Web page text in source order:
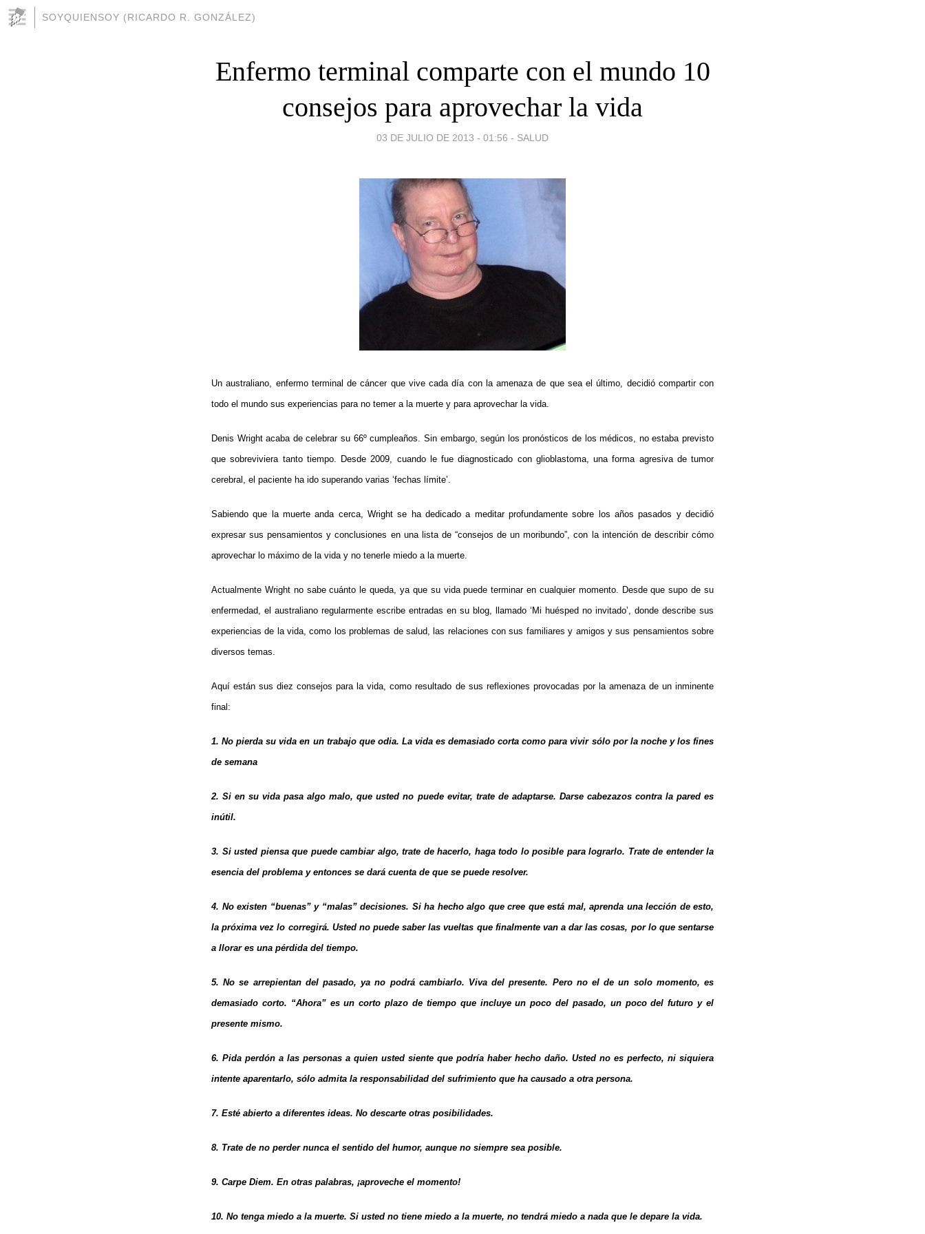
SOYQUIENSOY (RICARDO R. GONZÁLEZ)
Enfermo terminal comparte con el mundo 10
consejos para aprovechar la vida
03 DE JULIO DE 2013 - 01:56 - SALUD
Un australiano, enfermo terminal de cáncer que vive cada día con la amenaza de que sea el último, decidió compartir con
todo el mundo sus experiencias para no temer a la muerte y para aprovechar la vida.
Denis Wright acaba de celebrar su 66º cumpleaños. Sin embargo, según los pronósticos de los médicos, no estaba previsto
que sobreviviera tanto tiempo. Desde 2009, cuando le fue diagnosticado con glioblastoma, una forma agresiva de tumor
cerebral, el paciente ha ido superando varias ‘fechas límite’.
Sabiendo que la muerte anda cerca, Wright se ha dedicado a meditar profundamente sobre los años pasados y decidió
expresar sus pensamientos y conclusiones en una lista de “consejos de un moribundo”, con la intención de describir cómo
aprovechar lo máximo de la vida y no tenerle miedo a la muerte.
Actualmente Wright no sabe cuánto le queda, ya que su vida puede terminar en cualquier momento. Desde que supo de su
enfermedad, el australiano regularmente escribe entradas en su blog, llamado ‘Mi huésped no invitado’, donde describe sus
experiencias de la vida, como los problemas de salud, las relaciones con sus familiares y amigos y sus pensamientos sobre
diversos temas.
Aquí están sus diez consejos para la vida, como resultado de sus reflexiones provocadas por la amenaza de un inminente
final:
1. No pierda su vida en un trabajo que odia. La vida es demasiado corta como para vivir sólo por la noche y los fines
de semana
2. Si en su vida pasa algo malo, que usted no puede evitar, trate de adaptarse. Darse cabezazos contra la pared es
inútil.
3. Si usted piensa que puede cambiar algo, trate de hacerlo, haga todo lo posible para lograrlo. Trate de entender la
esencia del problema y entonces se dará cuenta de que se puede resolver.
4. No existen “buenas” y “malas” decisiones. Si ha hecho algo que cree que está mal, aprenda una lección de esto,
la próxima vez lo corregirá. Usted no puede saber las vueltas que finalmente van a dar las cosas, por lo que sentarse
a llorar es una pérdida del tiempo.
5. No se arrepientan del pasado, ya no podrá cambiarlo. Viva del presente. Pero no el de un solo momento, es
demasiado corto. “Ahora” es un corto plazo de tiempo que incluye un poco del pasado, un poco del futuro y el
presente mismo.
6. Pida perdón a las personas a quien usted siente que podría haber hecho daño. Usted no es perfecto, ni siquiera
intente aparentarlo, sólo admita la responsabilidad del sufrimiento que ha causado a otra persona.
7. Esté abierto a diferentes ideas. No descarte otras posibilidades.
8. Trate de no perder nunca el sentido del humor, aunque no siempre sea posible.
9. Carpe Diem. En otras palabras, ¡aproveche el momento!
10. No tenga miedo a la muerte. Si usted no tiene miedo a la muerte, no tendrá miedo a nada que le depare la vida.